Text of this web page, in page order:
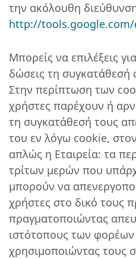
την ακόλουθη
http://
Μπορείς να επιλέξεις
δώσεις τη
Στην περίπτωση των
χρήστες παρέχουν ή
τη συγκατάθεσή τους
του εν λόγω cookie,
απλώς η Εταιρεία: τα
τρίτων μερών που
μπορούν να
χρήστες στο δικό τους
πραγματοποιώντας
ιστότοπους των φορέων
χρησιμοποιώντας τους